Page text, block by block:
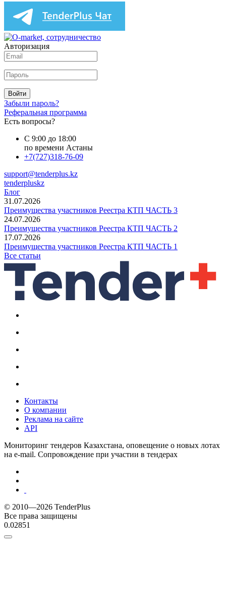
Авторизация
Войти
Забыли пароль?
Реферальная программа
Есть вопросы?
С 9:00 до 18:00
по времени Астаны
+7(727)318-76-09
support@tenderplus.kz
tenderpluskz
Блог
31.07.2026
Преимущества участников Реестра КТП ЧАСТЬ 3
24.07.2026
Преимущества участников Реестра КТП ЧАСТЬ 2
17.07.2026
Преимущества участников Реестра КТП ЧАСТЬ 1
Все статьи
Контакты
О компании
Реклама на сайте
API
Мониторинг тендеров Казахстана, оповещение о новых лотах
на e-mail. Сопровождение при участии в тендерах
© 2010—2026 TenderPlus
Все права защищены
0.02851